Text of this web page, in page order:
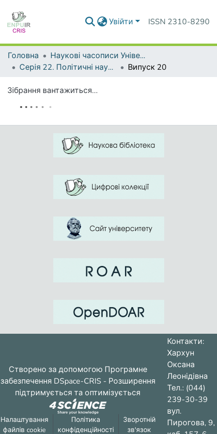
Увійти ISSN 2310-8290
Головна
Наукові часописи Університету
Серія 22. Політичні науки та методики викладання соціально-політичних дисциплін
Випуск 20
Зібрання вантажиться...
Створено за допомогою Програмне
забезпечення DSpace-CRIS - Розширення
підтримується та оптимізується
Налаштування
файлів cookie
Політика
конфіденційності
Зворотній
зв'язок
Контакти:
Хархун
Оксана
Леонідівна
Тел.: (044)
239-30-39
вул.
Пирогова, 9,